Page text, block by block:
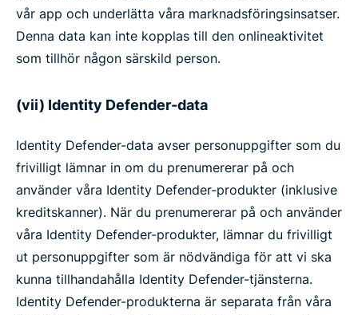
vår app och underlätta våra marknadsföringsinsatser.
Denna data kan inte kopplas till den onlineaktivitet
som tillhör någon särskild person.
(vii) Identity Defender-data
Identity Defender-data avser personuppgifter som du
frivilligt lämnar in om du prenumererar på och
använder våra Identity Defender-produkter (inklusive
kreditskanner). När du prenumererar på och använder
våra Identity Defender-produkter, lämnar du frivilligt
ut personuppgifter som är nödvändiga för att vi ska
kunna tillhandahålla Identity Defender-tjänsterna.
Identity Defender-produkterna är separata från våra